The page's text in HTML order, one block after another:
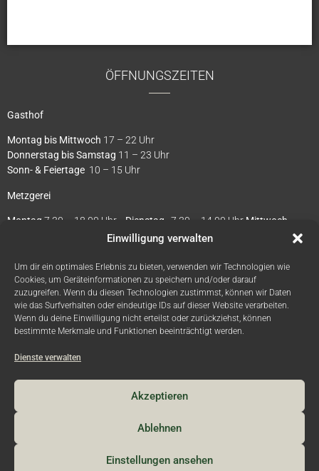
Einwilligung verwalten
Um dir ein optimales Erlebnis zu bieten, verwenden wir Technologien wie
Cookies, um Geräteinformationen zu speichern und/oder darauf
zuzugreifen. Wenn du diesen Technologien zustimmst, können wir Daten
wie das Surfverhalten oder eindeutige IDs auf dieser Website verarbeiten.
Wenn du deine Einwilligung nicht erteilst oder zurückziehst, können
bestimmte Merkmale und Funktionen beeinträchtigt werden.
Dienste verwalten
Akzeptieren
Ablehnen
Einstellungen ansehen
ÖFFNUNGSZEITEN
Gasthof
Montag bis Mittwoch 17 – 22 Uhr
Donnerstag bis Samstag 11 – 23 Uhr
Sonn- & Feiertage 10 – 15 Uhr
Metzgerei
Montag 7.30 – 18.00 Uhr Dienstag 7.30 – 14.00 Uhr Mittwoch –
7.30 – 18 Uhr
Copyright © 2021 — Gasthof Eberl
AGB